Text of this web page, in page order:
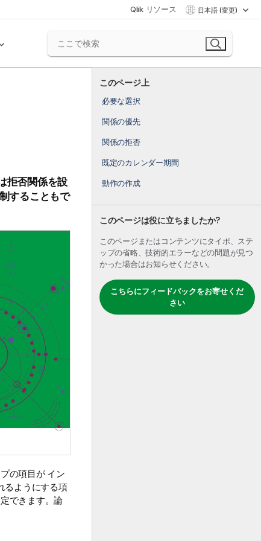
Qlik リソース 日本語 (変更)
このページ上
必要な選択
関係の優先
関係の拒否
既定のカレンダー期間
動作の作成
このページは役に立ちましたか?
このページまたはコンテンツにタイポ、ステ
ップの省略、技術的エラーなどの問題が見つ
かった場合はお知らせください。
こちらにフィードバックをお寄せくだ
さい
拒否関係を設
することもで
の項目が イン
るようにする項
できます。論